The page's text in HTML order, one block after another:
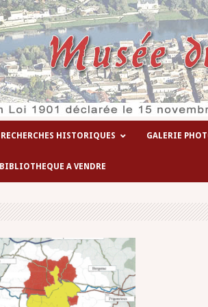
Les hôpitaux temporaires
RECHERCHES HISTORIQUES GALERIE
BIBLIOTHEQUE A VENDRE